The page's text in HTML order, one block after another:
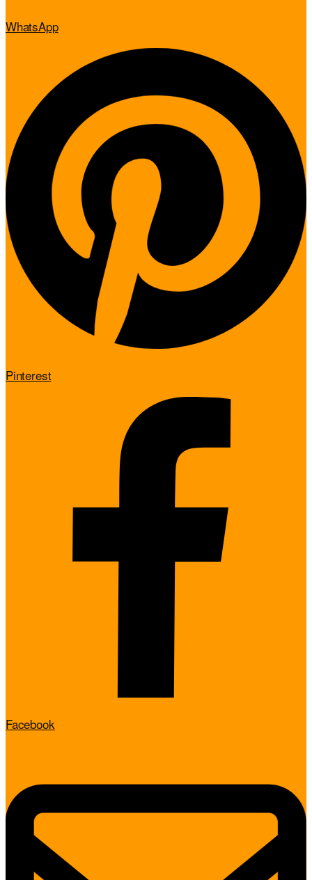
WhatsApp
Pinterest
Facebook